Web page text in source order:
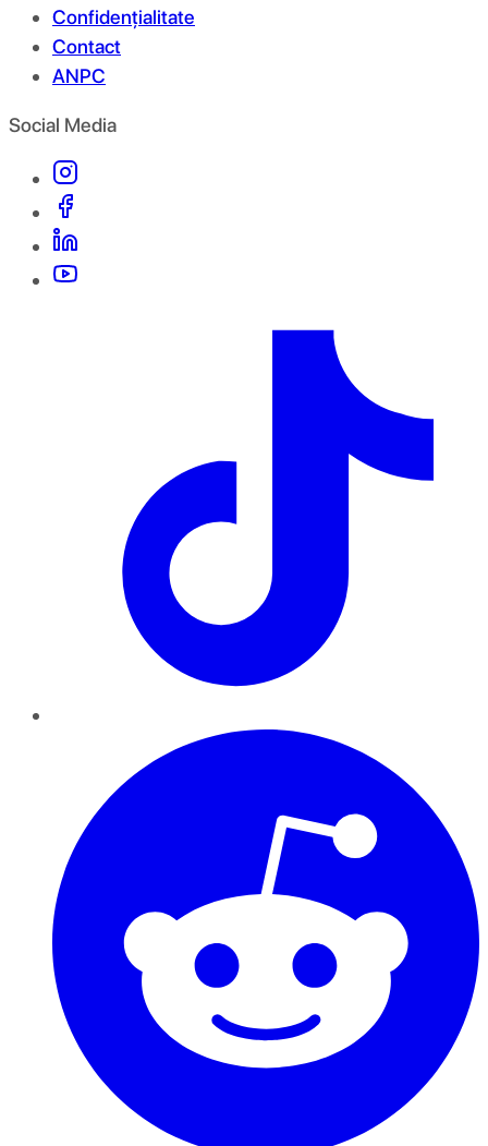
Confidențialitate
Contact
ANPC
Social Media